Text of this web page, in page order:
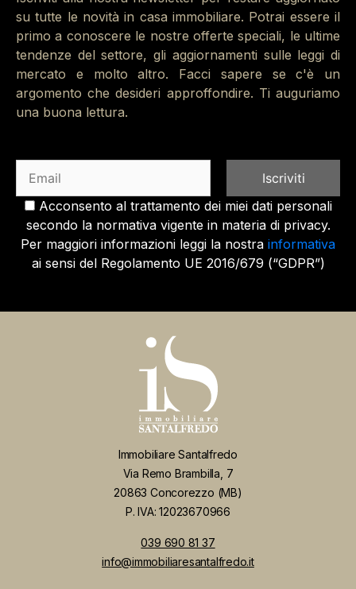
su tutte le novità in casa immobiliare. Potrai essere il
primo a conoscere le nostre offerte speciali, le ultime
tendenze del settore, gli aggiornamenti sulle leggi di
mercato e molto altro. Facci sapere se c'è un
argomento che desideri approffondire. Ti auguriamo
una buona lettura.
Acconsento al trattamento dei miei dati personali
secondo la normativa vigente in materia di privacy.
Per maggiori informazioni leggi la nostra informativa
ai sensi del Regolamento UE 2016/679 (“GDPR”)
Immobiliare Santalfredo
Via Remo Brambilla, 7
20863 Concorezzo (MB)
P. IVA: 12023670966
039 690 81 37
info@immobiliaresantalfredo.it